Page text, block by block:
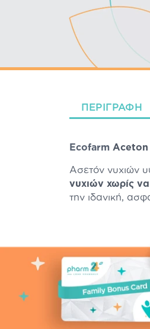
ΠΕΡΙΓΡΑΦΉ
Ecofarm Aceton
Ασετόν νυχιών
νυχιών χωρίς να
την ιδανική,